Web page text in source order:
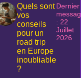
Quels sont
vos
conseils
pour un
road trip
en Europe
inoubliable
?
Dernier
: 22
Juillet
2026